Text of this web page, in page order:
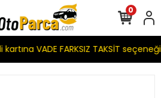
VADE FARKSIZ TAKSİT
0